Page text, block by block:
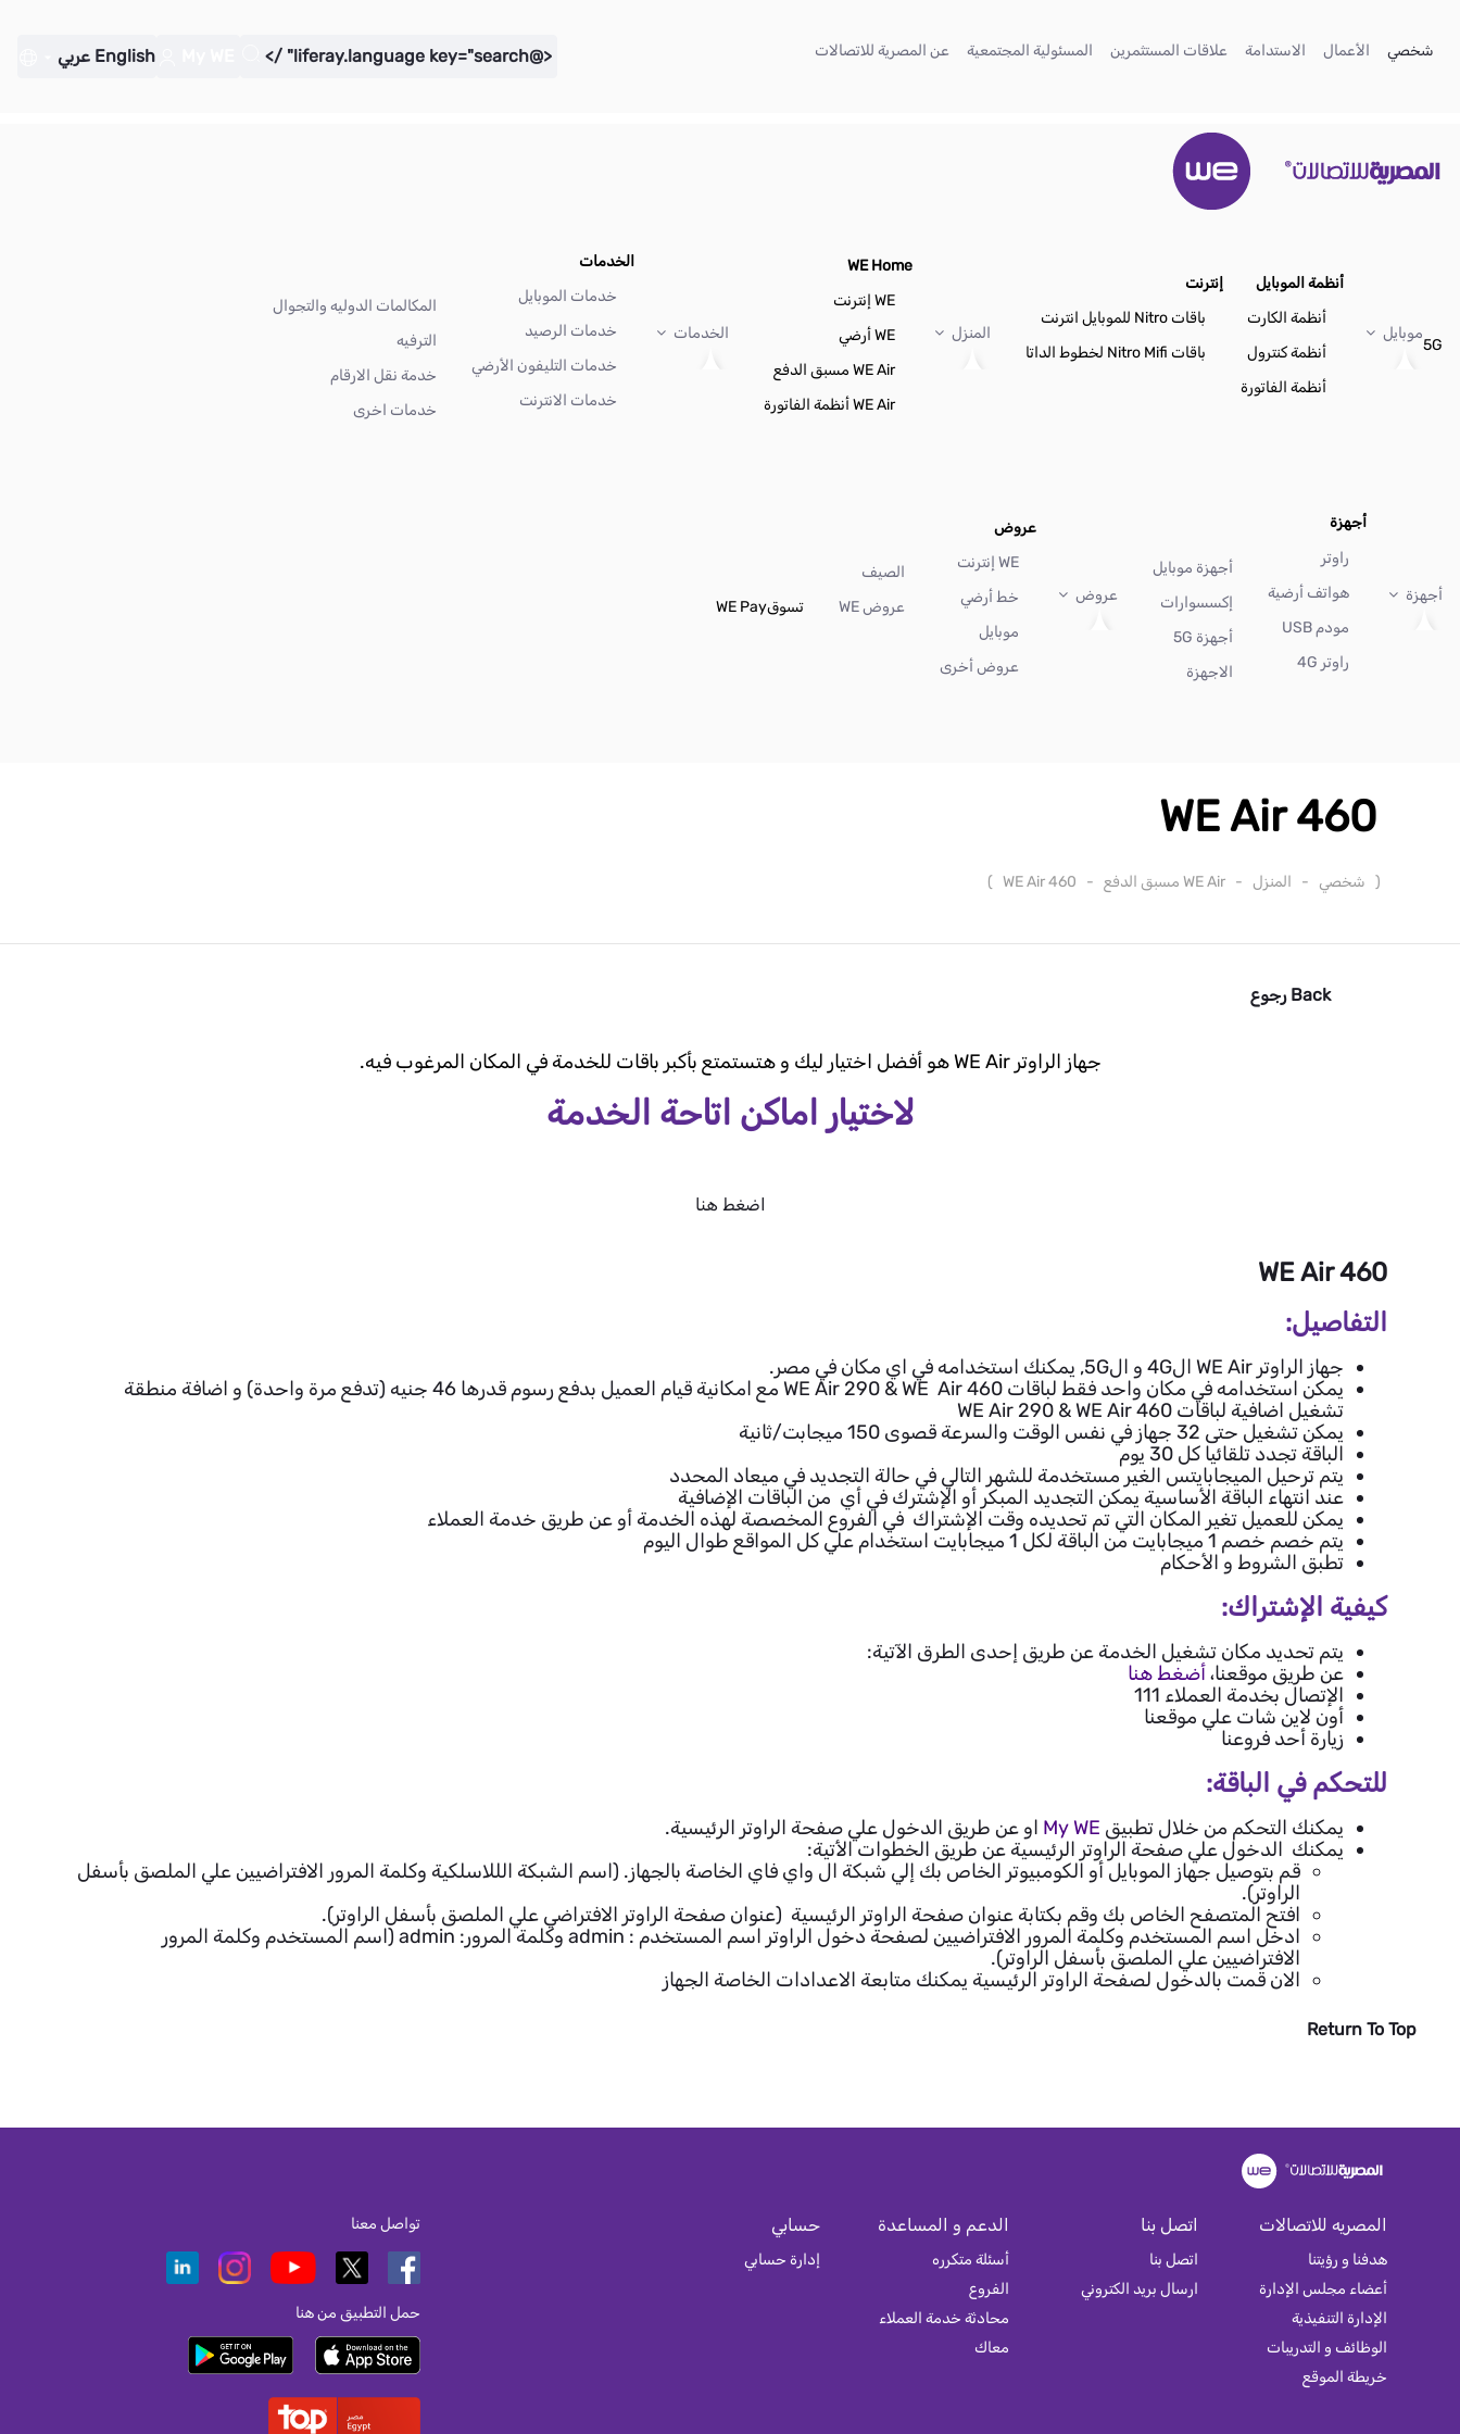
شخصي
الأعمال الاستدامة
(current) علاقات المستثمرين
(current) المسئولية المجتمعية
(current) عن المصرية للاتصالات <@liferay.language key="search" />
English عربي
5G
موبايل
أنظمة الموبايل
أنظمة الكارت
أنظمة كنترول
أنظمة الفاتورة
إنترنت
باقات Nitro للموبايل انترنت
باقات Nitro Mifi لخطوط الداتا
المنزل
WE Home
WE إنترنت
WE أرضي
WE Air مسبق الدفع
WE Air أنظمة الفاتورة
الخدمات
الخدمات
خدمات الموبايل
خدمات الرصيد
خدمات التليفون الأرضي
خدمات الانترنت
المكالمات الدوليه والتجوال
الترفيه
خدمة نقل الارقام
خدمات اخرى
أجهزة
أجهزة
راوتر
هواتف أرضية
مودم USB
راوتر 4G
أجهزة موبايل
إكسسوارات
أجهزة 5G
الاجهزة
عروض
عروض
WE إنترنت
خط أرضي
موبايل
عروض أخرى
الصيف
عروض WE
تسوقWE Pay
WE Air 460
( شخصي - المنزل - WE Air مسبق الدفع -
WE Air 460
)
Back رجوع
جهاز الراوتر WE Air هو أفضل اختيار ليك و هتستمتع بأكبر باقات للخدمة في المكان المرغوب فيه.
لاختيار اماكن اتاحة الخدمة
اضغط هنا
WE Air 460
التفاصيل:
جهاز الراوتر WE Air ال4G و ال5G, يمكنك استخدامه في اي مكان في مصر.
يمكن استخدامه في مكان واحد فقط لباقات WE Air 290 & WE Air 460 مع امكانية قيام العميل بدفع رسوم قدرها 46 جنيه (تدفع مرة واحدة) و اضافة منطقة
تشغيل اضافية لباقات WE Air 290 & WE Air 460
يمكن تشغيل حتى 32 جهاز في نفس الوقت والسرعة قصوى 150 ميجابت/ثانية
الباقة تجدد تلقائيا كل 30 يوم
يتم ترحيل الميجابايتس الغير مستخدمة للشهر التالي في حالة التجديد في ميعاد المحدد
عند انتهاء الباقة الأساسية يمكن التجديد المبكر أو الإشترك في أي من الباقات الإضافية
يمكن للعميل تغير المكان التي تم تحديده وقت الإشتراك في الفروع المخصصة لهذه الخدمة أو عن طريق خدمة العملاء
يتم خصم خصم 1 ميجابايت من الباقة لكل 1 ميجابايت استخدام علي كل المواقع طوال اليوم
تطبق الشروط و الأحكام
كيفية الإشتراك:
يتم تحديد مكان تشغيل الخدمة عن طريق إحدى الطرق الآتية:
عن طريق موقعنا،أضغط هنا
الإتصال بخدمة العملاء 111
أون لاين شات علي موقعنا
زيارة أحد فروعنا
للتحكم في الباقة:
يمكنك التحكم من خلال تطبيق My WE او عن طريق الدخول علي صفحة الراوتر الرئيسية.
يمكنك الدخول علي صفحة الراوتر الرئيسية عن طريق الخطوات الأتية:
قم بتوصيل جهاز الموبايل أو الكومبيوتر الخاص بك إلي شبكة ال واي فاي الخاصة بالجهاز. (اسم الشبكة الللاسلكية وكلمة المرور الافتراضيين علي الملصق بأسفل
الراوتر).
افتح المتصفح الخاص بك وقم بكتابة عنوان صفحة الراوتر الرئيسية (عنوان صفحة الراوتر الافتراضي علي الملصق بأسفل الراوتر).
ادخل اسم المستخدم وكلمة المرور الافتراضيين لصفحة دخول الراوتر اسم المستخدم : admin وكلمة المرور: admin (اسم المستخدم وكلمة المرور
الافتراضيين علي الملصق بأسفل الراوتر).
الان قمت بالدخول لصفحة الراوتر الرئيسية يمكنك متابعة الاعدادات الخاصة الجهاز
Return To Top
المصريه للاتصالات
هدفنا و رؤيتنا
أعضاء مجلس الإدارة
الإدارة التنفيذية
الوظائف و التدريبات
خريطة الموقع
اتصل بنا
اتصل بنا
ارسال بريد الكتروني
الدعم و المساعدة
أسئلة متكرره
الفروع
محادثة خدمة العملاء
معاك
حسابي
إدارة حسابي
تواصل معنا
حمل التطبيق من هنا